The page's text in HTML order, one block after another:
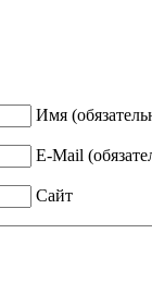
Имя
E-Mail
Сайт